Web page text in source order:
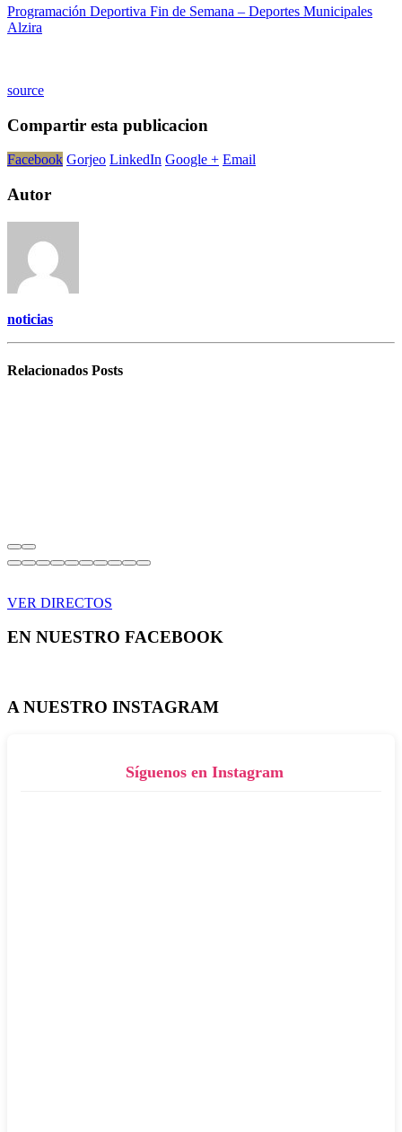
Programación Deportiva Fin de Semana – Deportes Municipales
Alzira
source
Compartir esta publicacion
Facebook Gorjeo LinkedIn Google + Email
Autor
noticias
Relacionados Posts
VER DIRECTOS
EN NUESTRO FACEBOOK
A NUESTRO INSTAGRAM
Síguenos en Instagram